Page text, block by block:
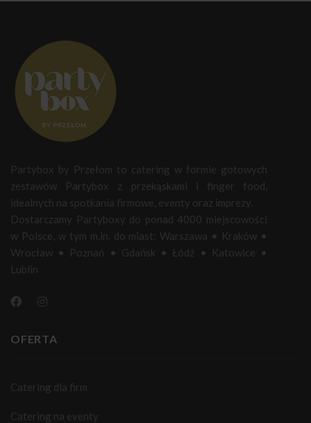
Partybox by Przełom to catering w formie gotowych
zestawów Partybox z przekąskami i finger food,
idealnych na spotkania firmowe, eventy oraz imprezy.
Dostarczamy Partyboxy do ponad 4000 miejscowości
w Polsce, w tym m.in. do miast: Warszawa • Kraków •
Wrocław • Poznań • Gdańsk • Łódź • Katowice •
Lublin
OFERTA
Catering dla firm
Catering na eventy